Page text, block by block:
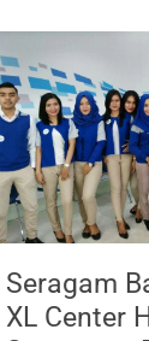
Seragam
XL Center